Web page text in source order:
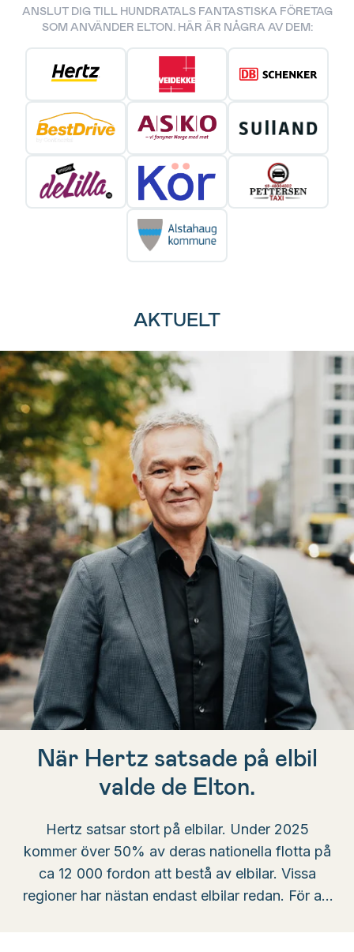
ANSLUT DIG TILL HUNDRATALS FANTASTISKA FÖRETAG
SOM ANVÄNDER ELTON. HÄR ÄR NÅGRA AV DEM:
AKTUELT
När Hertz satsade på elbil
valde de Elton.
Hertz satsar stort på elbilar. Under 2025
kommer över 50% av deras nationella flotta på
ca 12 000 fordon att bestå av elbilar. Vissa
regioner har nästan endast elbilar redan. För att